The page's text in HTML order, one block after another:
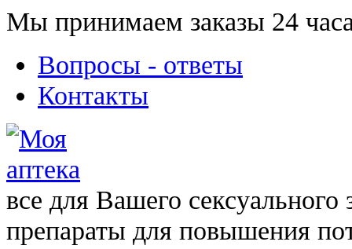
Мы принимаем заказы 24
Вопросы - ответы
Контакты
все для Вашего сексуального
препараты для повышения